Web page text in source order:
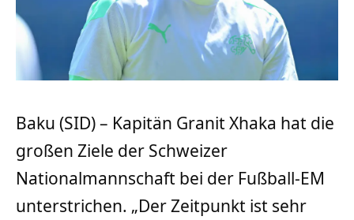
Baku (SID) – Kapitän Granit Xhaka hat die
großen Ziele der Schweizer
Nationalmannschaft bei der Fußball-EM
unterstrichen. „Der Zeitpunkt ist sehr